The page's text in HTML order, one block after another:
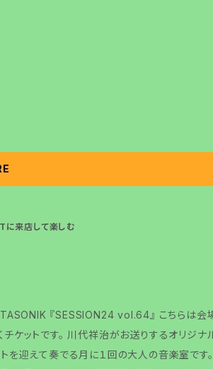
来店して楽しむ
『SESSION24 vol.64』 こちらは会
送りするオリジナル
を迎えて奏でる月に１回の大人の音楽室です。